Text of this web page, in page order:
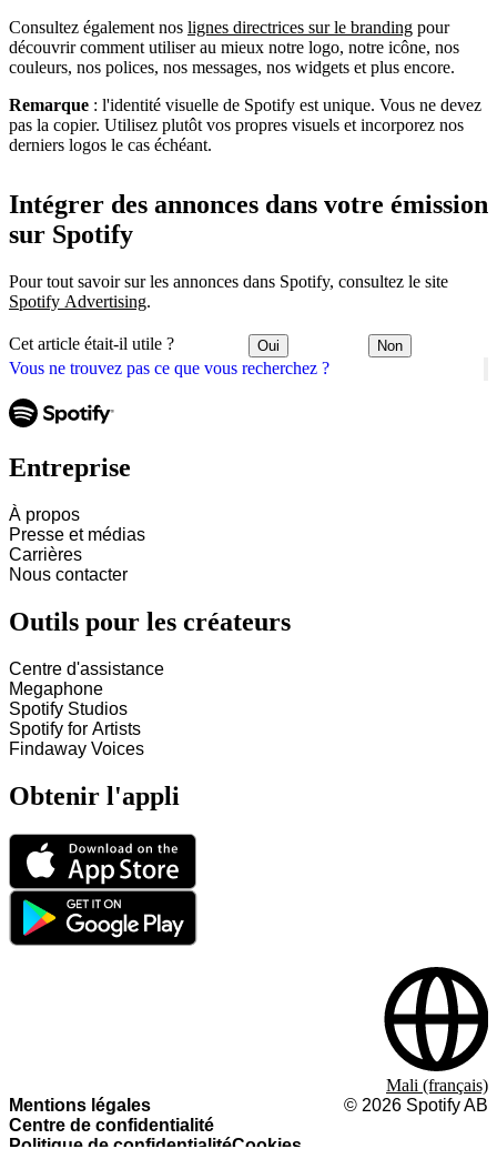
Vous ne trouvez pas ce que vous recherchez ?
Consultez également nos lignes directrices sur le branding pour
découvrir comment utiliser au mieux notre logo, notre icône, nos
couleurs, nos polices, nos messages, nos widgets et plus encore.
Remarque : l'identité visuelle de Spotify est unique. Vous ne devez
pas la copier. Utilisez plutôt vos propres visuels et incorporez nos
derniers logos le cas échéant.
Intégrer des annonces dans votre émission
sur Spotify
Pour tout savoir sur les annonces dans Spotify, consultez le site
Spotify Advertising.
Cet article était-il utile ? Oui Non
Entreprise
À propos
Presse et médias
Carrières
Nous contacter
Outils pour les créateurs
Centre d'assistance
Megaphone
Spotify Studios
Spotify for Artists
Findaway Voices
Obtenir l'appli
Mentions légales
Centre de confidentialité
Politique de confidentialitéCookies
© 2026 Spotify AB
Mali (français)